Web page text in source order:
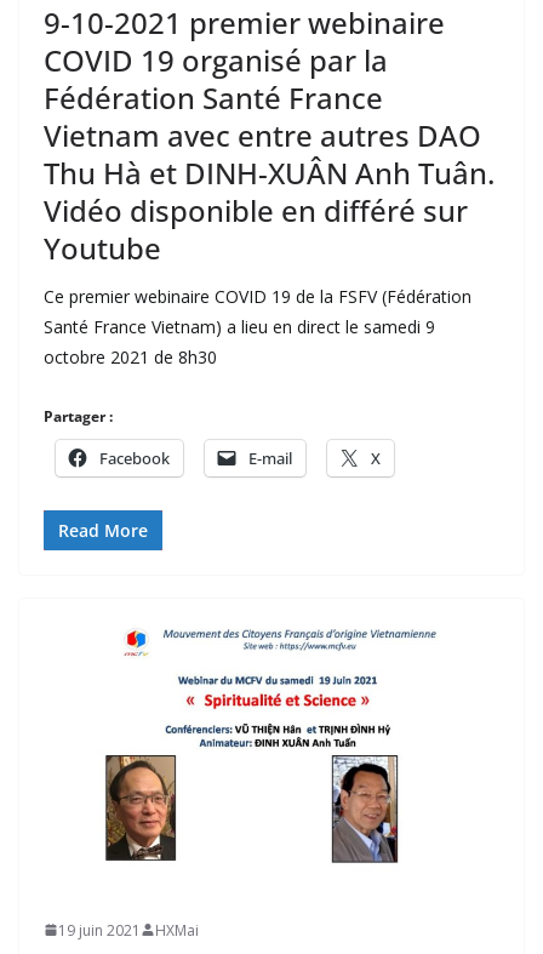
9-10-2021 premier webinaire
COVID 19 organisé par la
Fédération Santé France
Vietnam avec entre autres DAO
Thu Hà et DINH-XUÂN Anh Tuân.
Vidéo disponible en différé sur
Youtube
Ce premier webinaire COVID 19 de la FSFV (Fédération
Santé France Vietnam) a lieu en direct le samedi 9
octobre 2021 de 8h30
Partager :
Facebook E-mail X
Read More
19 juin 2021 HXMai